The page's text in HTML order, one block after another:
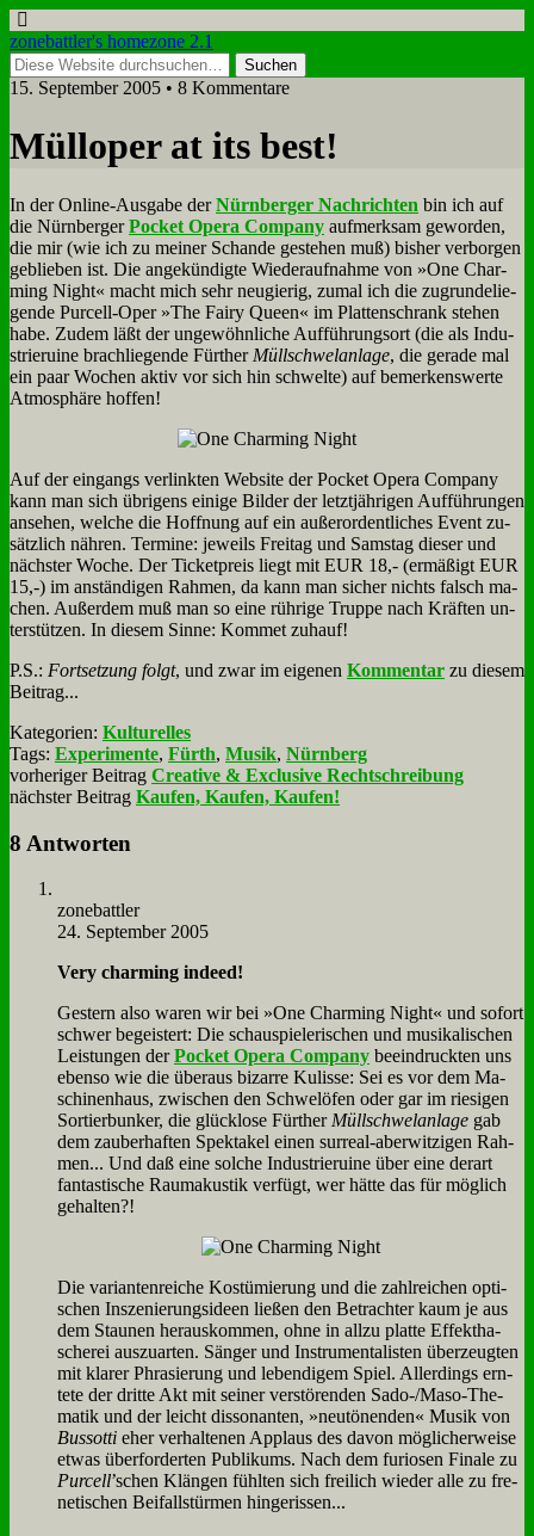
zonebattler's homezone 2.1
15. September 2005 • 8 Kommentare
Müll­oper at its best!
In der On­line-Aus­ga­be derNürn­ber­ger Nach­rich­ten bin ich auf
die Nürn­ber­gerPocket Ope­ra Com­pa­ny auf­merk­sam ge­wor­den,
die mir (wie ich zu mei­ner Schan­de ge­ste­hen muß) bis­her ver­bor­gen
ge­blie­ben ist. Die an­ge­kün­dig­te Wie­der­auf­nah­me von »One Char­
ming Night« macht mich sehr neu­gie­rig, zu­mal ich die zu­grun­de­lie­
gen­de Pur­cell-Oper »The Fairy Queen« im Plat­ten­schrank ste­hen
ha­be. Zu­dem läßt der un­ge­wöhn­li­che Auf­füh­rungs­ort (die als In­du­
strie­rui­ne brach­lie­gen­de Für­ther Müll­schwel­an­la­ge, die ge­ra­de mal
ein paar Wo­chen ak­tiv vor sich hin schwel­te) auf be­mer­kens­wer­te
At­mo­sphä­re hof­fen!
Auf der ein­gangs ver­link­ten Web­site der Pocket Ope­ra Com­pa­ny
kann man sich üb­ri­gens ei­ni­ge Bil­der der letzt­jäh­ri­gen Auf­füh­run­gen
an­se­hen, wel­che die Hoff­nung auf ein au­ßer­or­dent­li­ches Event zu­
sätz­lich näh­ren. Ter­mi­ne: je­weils Frei­tag und Sams­tag die­ser und
näch­ster Wo­che. Der Ticket­preis liegt mit EUR 18,- (er­mä­ßigt EUR
15,-) im an­stän­di­gen Rah­men, da kann man si­cher nichts falsch ma­
chen. Au­ßer­dem muß man so ei­ne rüh­ri­ge Trup­pe nach Kräf­ten un­
ter­stüt­zen. In die­sem Sin­ne: Kom­met zu­hauf!
P.S.: Fort­set­zung folgt, und zwar im ei­ge­nen Kom­men­tar zu die­sem
Bei­trag...
Kategorien: Kulturelles
Tags: Experimente, Fürth, Musik, Nürnberg
vorheriger Beitrag Creative & Exclusive Rechtschreibung
nächster Beitrag Kaufen, Kaufen, Kaufen!
8 Antworten
zone­batt­ler
24. September 2005
Very char­ming in­de­ed!
Ge­stern al­so wa­ren wir bei »One Char­ming Night« und so­fort
schwer be­gei­stert: Die schau­spie­le­ri­schen und mu­si­ka­li­schen
Lei­stun­gen derPocket Ope­ra Com­pa­ny be­ein­druck­ten uns
eben­so wie die über­aus bi­zar­re Ku­lis­se: Sei es vor dem Ma­
schi­nen­haus, zwi­schen den Schwel­öfen oder gar im rie­si­gen
Sor­tier­bun­ker, die glück­lo­se Für­ther Müll­schwel­an­la­ge gab
dem zau­ber­haf­ten Spek­ta­kel ei­nen sur­re­al-aber­wit­zi­gen Rah­
men... Und daß ei­ne sol­che In­du­strie­rui­ne über ei­ne der­art
fan­ta­sti­sche Raum­aku­stik ver­fügt, wer hät­te das für mög­lich
ge­hal­ten?!
Die va­ri­an­ten­rei­che Ko­stü­mie­rung und die zahl­rei­chen op­ti­
schen In­sze­nie­rungs­ideen lie­ßen den Be­trach­ter kaum je aus
dem Stau­nen her­aus­kom­men, oh­ne in all­zu plat­te Ef­fekt­ha­
sche­rei aus­zu­ar­ten. Sän­ger und In­stru­men­ta­li­sten über­zeug­ten
mit kla­rer Phra­sie­rung und le­ben­di­gem Spiel. Al­ler­dings ern­
te­te der drit­te Akt mit sei­ner ver­stö­ren­den Sa­do-/Ma­so-The­
ma­tik und der leicht dis­so­nan­ten, »neu­tö­nen­den« Mu­sik von
Bus­sot­ti eher ver­hal­te­nen Ap­plaus des da­von mög­li­cher­wei­se
et­was über­for­der­ten Pu­bli­kums. Nach dem fu­rio­sen Fi­na­le zu
Pur­cell’schen Klän­gen fühl­ten sich frei­lich wie­der al­le zu fre­
ne­ti­schen Bei­fall­stür­men hin­ge­ris­sen...